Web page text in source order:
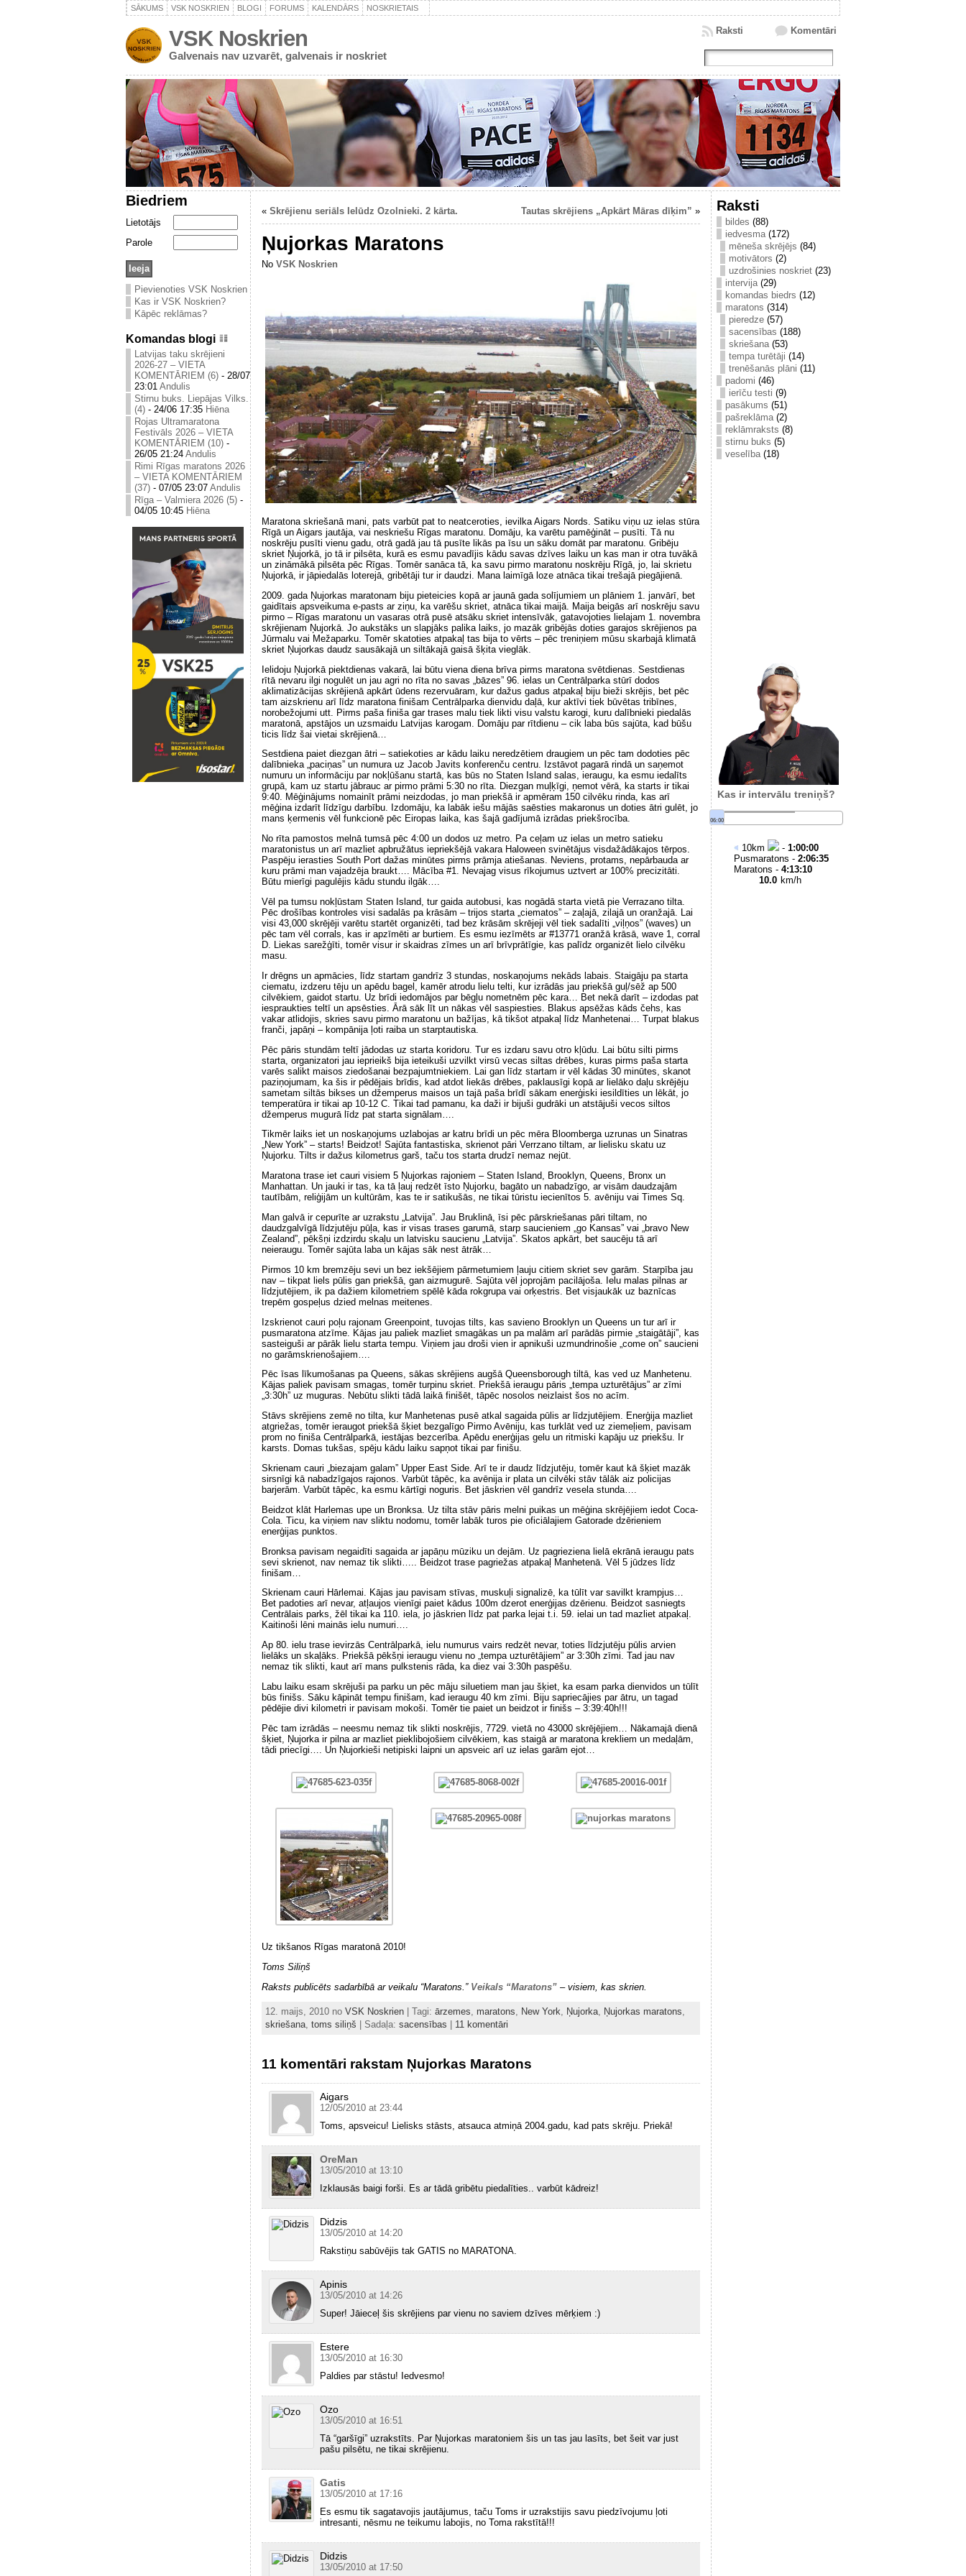
SĀKUMS VSK NOSKRIEN BLOGI FORUMS KALENDĀRS NOSKRIETAIS
VSK Noskrien
Galvenais nav uzvarēt, galvenais ir noskriet
Komentāri
Raksti
Biedriem
Lietotājs
Parole
Pievienoties VSK Noskrien
Kas ir VSK Noskrien?
Kāpēc reklāmas?
Komandas blogi
Latvijas taku skrējieni
2026-27 – VIETA
KOMENTĀRIEM (6) - 28/07
23:01 Andulis
Stirnu buks. Liepājas Vilks.
(4) - 24/06 17:35 Hiēna
Rojas Ultramaratona
Festivāls 2026 – VIETA
KOMENTĀRIEM (10) -
26/05 21:24 Andulis
Rimi Rīgas maratons 2026
– VIETA KOMENTĀRIEM
(37) - 07/05 23:07 Andulis
Rīga – Valmiera 2026 (5) -
04/05 10:45 Hiēna
« Skrējienu seriāls Ielūdz Ozolnieki. 2 kārta. Tautas skrējiens „Apkārt Māras dīķim” »
Ņujorkas Maratons
No VSK Noskrien
Maratona skriešanā mani, pats varbūt pat to neatceroties, ievilka Aigars Nords. Satiku viņu uz ielas stūra
Rīgā un Aigars jautāja, vai neskriešu Rīgas maratonu. Domāju, ka varētu pamēģināt – pusīti. Tā nu
noskrēju pusīti vienu gadu, otrā gadā jau tā pusīte likās pa īsu un sāku domāt par maratonu. Gribēju
skriet Ņujorkā, jo tā ir pilsēta, kurā es esmu pavadījis kādu savas dzīves laiku un kas man ir otra tuvākā
un zināmākā pilsēta pēc Rīgas. Tomēr sanāca tā, ka savu pirmo maratonu noskrēju Rīgā, jo, lai skrietu
Ņujorkā, ir jāpiedalās loterejā, gribētāji tur ir daudzi. Mana laimīgā loze atnāca tikai trešajā piegājienā.
2009. gada Ņujorkas maratonam biju pieteicies kopā ar jaunā gada solījumiem un plāniem 1. janvārī, bet
gaidītais apsveikuma e-pasts ar ziņu, ka varēšu skriet, atnāca tikai maijā. Maija beigās arī noskrēju savu
pirmo – Rīgas maratonu un vasaras otrā pusē atsāku skriet intensīvāk, gatavojoties lielajam 1. novembra
skrējienam Ņujorkā. Jo aukstāks un slapjāks palika laiks, jo mazāk gribējās doties garajos skrējienos pa
Jūrmalu vai Mežaparku. Tomēr skatoties atpakaļ tas bija to vērts – pēc treniņiem mūsu skarbajā klimatā
skriet Ņujorkas daudz sausākajā un siltākajā gaisā šķita vieglāk.
Ielidoju Ņujorkā piektdienas vakarā, lai būtu viena diena brīva pirms maratona svētdienas. Sestdienas
rītā nevaru ilgi nogulēt un jau agri no rīta no savas „bāzes” 96. ielas un Centrālparka stūrī dodos
aklimatizācijas skrējienā apkārt ūdens rezervuāram, kur dažus gadus atpakaļ biju bieži skrējis, bet pēc
tam aizskrienu arī līdz maratona finišam Centrālparka dienvidu daļā, kur aktīvi tiek būvētas tribīnes,
norobežojumi utt. Pirms paša finiša gar trases malu tiek likti visu valstu karogi, kuru dalībnieki piedalās
maratonā, apstājos un uzsmaidu Latvijas karogam. Domāju par rītdienu – cik laba būs sajūta, kad būšu
ticis līdz šai vietai skrējienā…
Sestdiena paiet diezgan ātri – satiekoties ar kādu laiku neredzētiem draugiem un pēc tam dodoties pēc
dalībnieka „paciņas” un numura uz Jacob Javits konferenču centru. Izstāvot pagarā rindā un saņemot
numuru un informāciju par nokļūšanu startā, kas būs no Staten Island salas, ieraugu, ka esmu iedalīts
grupā, kam uz startu jābrauc ar pirmo prāmi 5:30 no rīta. Diezgan muļķīgi, ņemot vērā, ka starts ir tikai
9:40. Mēģinājums nomainīt prāmi neizdodas, jo man priekšā ir apmēram 150 cilvēku rinda, kas arī
mēģina izdarīt līdzīgu darbību. Izdomāju, ka labāk iešu mājās saēsties makaronus un doties ātri gulēt, jo
mans ķermenis vēl funkcionē pēc Eiropas laika, kas šajā gadījumā izrādas priekšrocība.
No rīta pamostos melnā tumsā pēc 4:00 un dodos uz metro. Pa ceļam uz ielas un metro satieku
maratonistus un arī mazliet apbružātus iepriekšējā vakara Haloween svinētājus visdažādākajos tērpos.
Paspēju ierasties South Port dažas minūtes pirms prāmja atiešanas. Neviens, protams, nepārbauda ar
kuru prāmi man vajadzēja braukt…. Mācība #1. Nevajag visus rīkojumus uztvert ar 100% precizitāti.
Būtu mierīgi pagulējis kādu stundu ilgāk….
Vēl pa tumsu nokļūstam Staten Island, tur gaida autobusi, kas nogādā starta vietā pie Verrazano tilta.
Pēc drošības kontroles visi sadalās pa krāsām – trijos starta „ciematos” – zaļajā, zilajā un oranžajā. Lai
visi 43,000 skrējēji varētu startēt organizēti, tad bez krāsām skrējeji vēl tiek sadalīti „viļņos” (waves) un
pēc tam vēl corrals, kas ir apzīmēti ar burtiem. Es esmu iezīmēts ar #13771 oranžā krāsā, wave 1, corral
D. Liekas sarežģīti, tomēr visur ir skaidras zīmes un arī brīvprātīgie, kas palīdz organizēt lielo cilvēku
masu.
Ir drēgns un apmācies, līdz startam gandrīz 3 stundas, noskaņojums nekāds labais. Staigāju pa starta
ciematu, izdzeru tēju un apēdu bagel, kamēr atrodu lielu telti, kur izrādās jau priekšā guļ/sēž ap 500
cilvēkiem, gaidot startu. Uz brīdi iedomājos par bēgļu nometnēm pēc kara… Bet nekā darīt – izdodas pat
iespraukties teltī un apsēsties. Ārā sāk līt un nākas vēl saspiesties. Blakus apsēžas kāds čehs, kas
vakar atlidojis, skries savu pirmo maratonu un bažījas, kā tikšot atpakaļ līdz Manhetenai… Turpat blakus
franči, japāņi – kompānija ļoti raiba un starptautiska.
Pēc pāris stundām teltī jādodas uz starta koridoru. Tur es izdaru savu otro kļūdu. Lai būtu silti pirms
starta, organizatori jau ieprieikš bija ieteikuši uzvilkt virsū vecas siltas drēbes, kuras pirms paša starta
varēs salikt maisos ziedošanai bezpajumtniekiem. Lai gan līdz startam ir vēl kādas 30 minūtes, skanot
paziņojumam, ka šis ir pēdējais brīdis, kad atdot liekās drēbes, paklausīgi kopā ar lielāko daļu skrējēju
sametam siltās bikses un džemperus maisos un tajā paša brīdī sākam enerģiski iesildīties un lēkāt, jo
temperatūra ir tikai ap 10-12 C. Tikai tad pamanu, ka daži ir bijuši gudrāki un atstājuši vecos siltos
džemperus mugurā līdz pat starta signālam….
Tikmēr laiks iet un noskaņojums uzlabojas ar katru brīdi un pēc mēra Bloomberga uzrunas un Sinatras
„New York” – starts! Beidzot! Sajūta fantastiska, skrienot pāri Verrzano tiltam, ar lielisku skatu uz
Ņujorku. Tilts ir dažus kilometrus garš, taču tos starta drudzī nemaz nejūt.
Maratona trase iet cauri visiem 5 Ņujorkas rajoniem – Staten Island, Brooklyn, Queens, Bronx un
Manhattan. Un jauki ir tas, ka tā ļauj redzēt īsto Ņujorku, bagāto un nabadzīgo, ar visām daudzajām
tautībām, reliģijām un kultūrām, kas te ir satikušās, ne tikai tūristu iecienītos 5. avēniju vai Times Sq.
Man galvā ir cepurīte ar uzrakstu „Latvija”. Jau Bruklinā, īsi pēc pārskriešanas pāri tiltam, no
daudzgalvīgā līdzjutēju pūļa, kas ir visas trases garumā, starp saucieniem „go Kansas” vai „bravo New
Zealand”, pēkšņi izdzirdu skaļu un latvisku saucienu „Latvija”. Skatos apkārt, bet saucēju tā arī
neieraugu. Tomēr sajūta laba un kājas sāk nest ātrāk…
Pirmos 10 km bremzēju sevi un bez iekšējiem pārmetumiem ļauju citiem skriet sev garām. Starpība jau
nav – tikpat liels pūlis gan priekšā, gan aizmugurē. Sajūta vēl joprojām pacilājoša. Ielu malas pilnas ar
līdzjutējiem, ik pa dažiem kilometriem spēlē kāda rokgrupa vai orķestris. Bet visjaukāk uz baznīcas
trepēm gospeļus dzied melnas meitenes.
Izskrienot cauri poļu rajonam Greenpoint, tuvojas tilts, kas savieno Brooklyn un Queens un tur arī ir
pusmaratona atzīme. Kājas jau paliek mazliet smagākas un pa malām arī parādās pirmie „staigātāji”, kas
sasteiguši ar pārāk lielu starta tempu. Viņiem jau droši vien ir apnikuši uzmundrinošie „come on” saucieni
no garāmskrienošajiem….
Pēc īsas līkumošanas pa Queens, sākas skrējiens augšā Queensborough tiltā, kas ved uz Manhetenu.
Kājas paliek pavisam smagas, tomēr turpinu skriet. Priekšā ieraugu pāris „tempa uzturētājus” ar zīmi
„3:30h” uz muguras. Nebūtu slikti tādā laikā finišēt, tāpēc nosolos neizlaist šos no acīm.
Stāvs skrējiens zemē no tilta, kur Manhetenas pusē atkal sagaida pūlis ar līdzjutējiem. Enerģija mazliet
atgriežas, tomēr ieraugot priekšā šķiet bezgalīgo Pirmo Avēniju, kas turklāt ved uz ziemeļiem, pavisam
prom no finiša Centrālparkā, iestājas bezcerība. Apēdu enerģijas gelu un ritmiski kapāju uz priekšu. Ir
karsts. Domas tukšas, spēju kādu laiku sapņot tikai par finišu.
Skrienam cauri „biezajam galam” Upper East Side. Arī te ir daudz līdzjutēju, tomēr kaut kā šķiet mazāk
sirsnīgi kā nabadzīgajos rajonos. Varbūt tāpēc, ka avēnija ir plata un cilvēki stāv tālāk aiz policijas
barjerām. Varbūt tāpēc, ka esmu kārtīgi noguris. Bet jāskrien vēl gandrīz vesela stunda….
Beidzot klāt Harlemas upe un Bronksa. Uz tilta stāv pāris melni puikas un mēģina skrējējiem iedot Coca-
Cola. Ticu, ka viņiem nav sliktu nodomu, tomēr labāk turos pie oficiālajiem Gatorade dzērieniem
enerģijas punktos.
Bronksa pavisam negaidīti sagaida ar japāņu mūziku un dejām. Uz pagrieziena lielā ekrānā ieraugu pats
sevi skrienot, nav nemaz tik slikti….. Beidzot trase pagriežas atpakaļ Manhetenā. Vēl 5 jūdzes līdz
finišam…
Skrienam cauri Hārlemai. Kājas jau pavisam stīvas, muskuļi signalizē, ka tūlīt var savilkt krampjus…
Bet padoties arī nevar, atļaujos vienīgi paiet kādus 100m dzerot enerģijas dzērienu. Beidzot sasniegts
Centrālais parks, žēl tikai ka 110. iela, jo jāskrien līdz pat parka lejai t.i. 59. ielai un tad mazliet atpakaļ.
Kaitinoši lēni mainās ielu numuri….
Ap 80. ielu trase ievirzās Centrālparkā, ielu numurus vairs redzēt nevar, toties līdzjutēju pūlis arvien
lielāks un skaļāks. Priekšā pēkšņi ieraugu vienu no „tempa uzturētājiem” ar 3:30h zīmi. Tad jau nav
nemaz tik slikti, kaut arī mans pulkstenis rāda, ka diez vai 3:30h paspēšu.
Labu laiku esam skrējuši pa parku un pēc māju siluetiem man jau šķiet, ka esam parka dienvidos un tūlīt
būs finišs. Sāku kāpināt tempu finišam, kad ieraugu 40 km zīmi. Biju sapriecājies par ātru, un tagad
pēdējie divi kilometri ir pavisam mokoši. Tomēr tie paiet un beidzot ir finišs – 3:39:40h!!!
Pēc tam izrādās – neesmu nemaz tik slikti noskrējis, 7729. vietā no 43000 skrējējiem… Nākamajā dienā
šķiet, Ņujorka ir pilna ar mazliet pieklibojošiem cilvēkiem, kas staigā ar maratona krekliem un medaļām,
tādi priecīgi…. Un Ņujorkieši netipiski laipni un apsveic arī uz ielas garām ejot…
Uz tikšanos Rīgas maratonā 2010!
Toms Siliņš
Raksts publicēts sadarbībā ar veikalu “Maratons.” Veikals “Maratons” – visiem, kas skrien.
12. maijs, 2010 no VSK Noskrien | Tagi: ārzemes maratons New York Ņujorka Ņujorkas maratons
skriešana toms siliņš | Sadaļa: sacensības 11 komentāri
11 komentāri rakstam Ņujorkas Maratons
Aigars
12/05/2010 at 23:44
Toms, apsveicu! Lielisks stāsts, atsauca atmiņā 2004.gadu, kad pats skrēju. Priekā!
OreMan
13/05/2010 at 13:10
Izklausās baigi forši. Es ar tādā gribētu piedalīties.. varbūt kādreiz!
Didzis
13/05/2010 at 14:20
Rakstiņu sabūvējis tak GATIS no MARATONA.
Apinis
13/05/2010 at 14:26
Super! Jāieceļ šis skrējiens par vienu no saviem dzīves mērķiem :)
Estere
13/05/2010 at 16:30
Paldies par stāstu! Iedvesmo!
Ozo
13/05/2010 at 16:51
Tā “garšīgi” uzrakstīts. Par Ņujorkas maratoniem šis un tas jau lasīts, bet šeit var just
pašu pilsētu, ne tikai skrējienu.
Gatis
13/05/2010 at 17:16
Es esmu tik sagatavojis jautājumus, taču Toms ir uzrakstijis savu piedzīvojumu ļoti
intresanti, nēsmu ne teikumu labojis, no Toma rakstītā!!!
Didzis
13/05/2010 at 17:50
Raksti
bildes (88)
iedvesma(172)
mēneša skrējējs (84)
motivātors (2)
uzdrošinies noskriet (23)
intervija(29)
komandas biedrs (12)
maratons (314)
pieredze (57)
sacensības (188)
skriešana(53)
tempa turētāji (14)
trenēšanās plāni (11)
padomi (46)
ierīču testi (9)
pasākums (51)
pašreklāma(2)
reklāmraksts (8)
stirnu buks (5)
veselība(18)
Kas ir intervālu treniņš?
06:00
10km - 1:00:00
Pusmaratons - 2:06:35
Maratons - 4:13:10
10.0 km/h